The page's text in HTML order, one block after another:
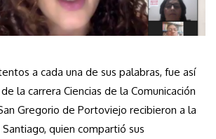
a cada una de sus palabras, fue así
la carrera Ciencias de la Comunicación
Gregorio de Portoviejo recibieron a la
quien compartió sus